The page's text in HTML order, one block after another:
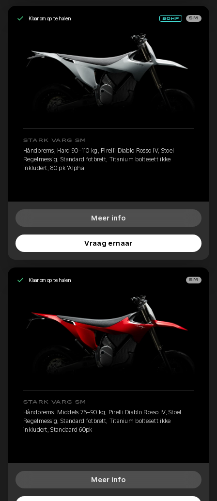
Klaar om op te halen SM
STARK VARG SM
Håndbrems, Hard 90–110 kg, Pirelli Diablo Rosso IV, Stoel
Regelmessig, Standard fotbrett, Titanium boltesett ikke
inkludert, 80 pk 'Alpha'
Meer info
Vraag ernaar
Klaar om op te halen SM
STARK VARG SM
Håndbrems, Middels 75–90 kg, Pirelli Diablo Rosso IV, Stoel
Regelmessig, Standard fotbrett, Titanium boltesett ikke
inkludert, Standaard 60pk
Meer info